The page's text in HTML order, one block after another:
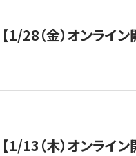
【1/28（金）オンライ
【1/13（木）オンライ